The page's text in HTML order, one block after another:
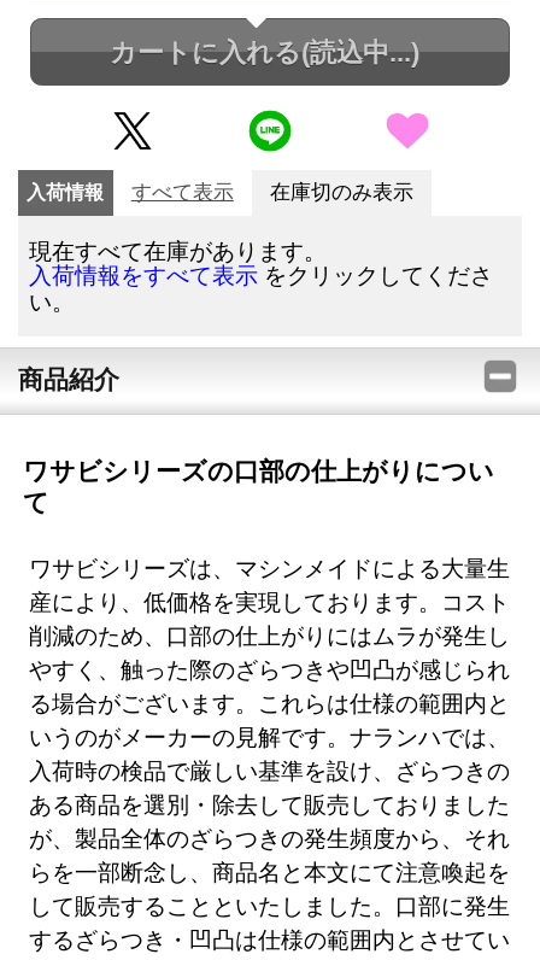
カートに入れる(読込中...)
入荷情報 すべて表示 在庫切のみ表示
現在すべて在庫があります。
入荷情報をすべて表示 をクリックしてくださ
い。
商品紹介
ワサビシリーズの口部の仕上がりについ
て
ワサビシリーズは、マシンメイドによる大量生
産により、低価格を実現しております。コスト
削減のため、口部の仕上がりにはムラが発生し
やすく、触った際のざらつきや凹凸が感じられ
る場合がございます。これらは仕様の範囲内と
いうのがメーカーの見解です。ナランハでは、
入荷時の検品で厳しい基準を設け、ざらつきの
ある商品を選別・除去して販売しておりました
が、製品全体のざらつきの発生頻度から、それ
らを一部断念し、商品名と本文にて注意喚起を
して販売することといたしました。口部に発生
するざらつき・凹凸は仕様の範囲内とさせてい